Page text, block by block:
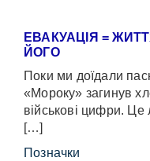
ЕВАКУАЦІЯ =
ЙОГО
Поки ми доїдали
«Мороку» загинув
військові цифри.
[…]
Позначки